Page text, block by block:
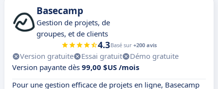
Basecamp
Gestion de projets, de
groupes, et de clients
4.3Basé sur +200 avis
Version gratuite Essai gratuit
Démo gratuite
Version payante dès 99,00 $US /mois
Pour une gestion efficace de projets en ligne, Basecamp